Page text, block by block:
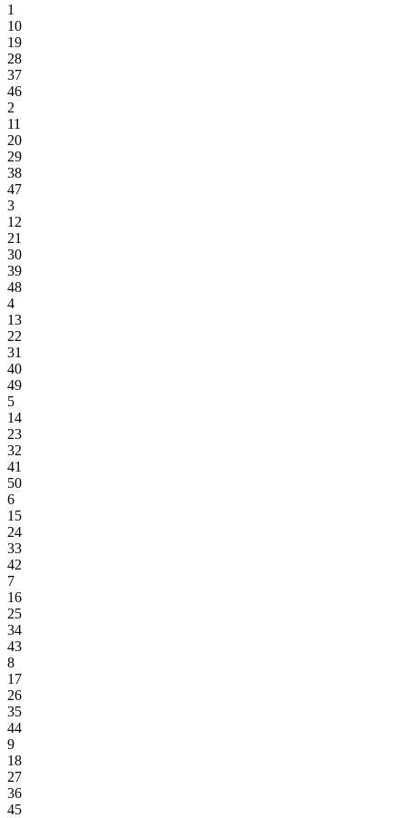
1
10
19
28
37
46
2
11
20
29
38
47
3
12
21
30
39
48
4
13
22
31
40
49
5
14
23
32
41
50
6
15
24
33
42
7
16
25
34
43
8
17
26
35
44
9
18
27
36
45